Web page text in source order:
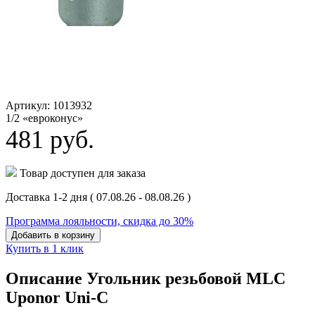
Артикул: 1013932
1/2 «евроконус»
481 руб.
Товар доступен для заказа
Доставка 1-2 дня ( 07.08.26 - 08.08.26 )
Программа лояльности, скидка до 30%
Добавить в корзину
Купить в 1 клик
Описание Угольник резьбовой MLC
Uponor Uni-C